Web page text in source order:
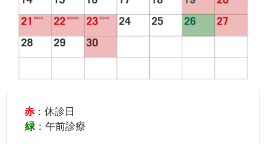
赤 ：休診日
緑 ：午前診療